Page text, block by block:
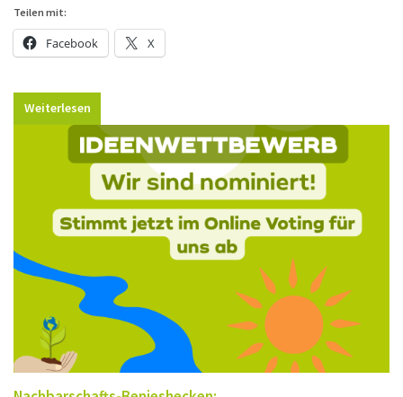
Teilen mit:
Facebook X
Weiterlesen